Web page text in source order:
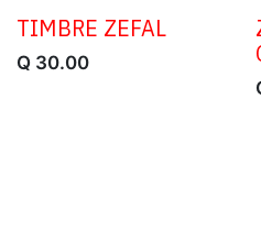
TIMBRE ZEFAL
Q 30.00